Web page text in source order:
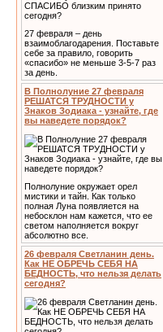
27 февраля – день
взаимоблагодарения. Поставьте
себе за правило, говорить
«спасибо» не меньше 3-5-7 раз
за день.
В Полнолуние 27 февраля
РЕШАТСЯ ТРУДНОСТИ у
Знаков Зодиака - узнайте, где
вы наведете порядок?
Полнолуние окружает орел
мистики и тайн. Как только
полная Луна появляется на
небосклон нам кажется, что ее
светом наполняется вокруг
абсолютно все.
26 февраля Светланин день.
Как НЕ ОБРЕЧЬ СЕБЯ НА
БЕДНОСТЬ, что нельзя делать
сегодня?